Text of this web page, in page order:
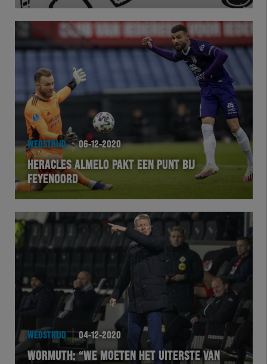
Futsal
eSports
Academie
WEDSTRIJD 06-12-2020
HERACLES ALMELO PAKT EEN PUNT BIJ
FEYENOORD
WEDSTRIJD 04-12-2020
WORMUTH: “WE MOETEN HET UITERSTE VAN